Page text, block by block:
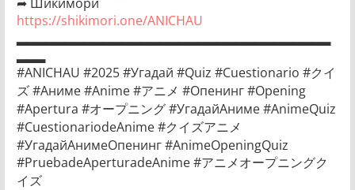
https://shikimori.one/ANICHAU
▂▂▂▂▂▂▂▂▂▂▂▂▂▂▂▂▂▂▂▂▂▂▂▂▂▂▂▂▂▂▂▂▂
▂▂▂
#ANICHAU #2025 #Угадай #Quiz #Cuestionario #クイ
ズ #Аниме #Anime #アニメ #Опенинг #Opening
#Apertura #オープニング #УгадайАниме #AnimeQuiz
#CuestionariodeAnime #クイズアニメ
#УгадайАнимеОпенинг #AnimeOpeningQuiz
#PruebadeAperturadeAnime #アニメオープニングク
イズ